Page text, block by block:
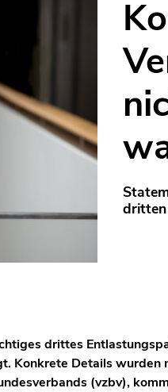
drittes
Konkrete Details wurden
(vzbv),